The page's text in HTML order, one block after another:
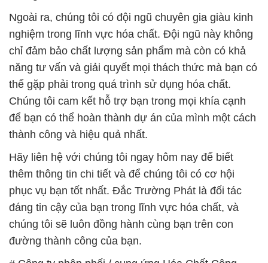
Ngoài ra, chúng tôi có đội ngũ chuyên gia giàu kinh
nghiệm trong lĩnh vực hóa chất. Đội ngũ này không
chỉ đảm bảo chất lượng sản phẩm mà còn có khả
năng tư vấn và giải quyết mọi thách thức mà bạn có
thể gặp phải trong quá trình sử dụng hóa chất.
Chúng tôi cam kết hỗ trợ bạn trong mọi khía cạnh
để bạn có thể hoàn thành dự án của mình một cách
thành công và hiệu quả nhất.
Hãy liên hệ với chúng tôi ngay hôm nay để biết
thêm thông tin chi tiết và để chúng tôi có cơ hội
phục vụ bạn tốt nhất. Đắc Trường Phát là đối tác
đáng tin cậy của bạn trong lĩnh vực hóa chất, và
chúng tôi sẽ luôn đồng hành cùng bạn trên con
đường thành công của bạn.